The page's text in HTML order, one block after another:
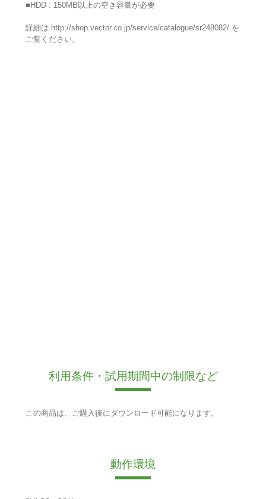
■HDD : 150MB以上の空き容量が必要
詳細は http://shop.vector.co.jp/service/catalogue/sr248082/ を
ご覧ください。
利用条件・試用期間中の制限など
この商品は、ご購入後にダウンロード可能になります。
動作環境